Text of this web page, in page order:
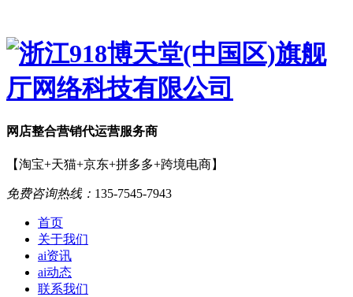
网店整合营销代运营服务商
【淘宝+天猫+京东+拼多多+跨境电商】
免费咨询热线： 135-7545-7943
首页
关于我们
ai资讯
ai动态
联系我们